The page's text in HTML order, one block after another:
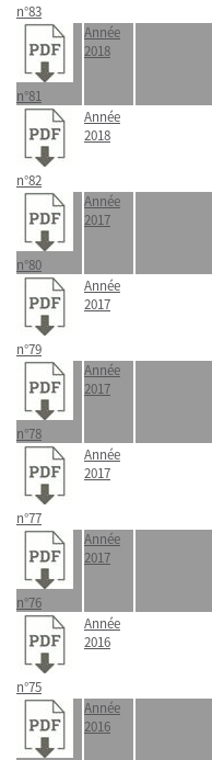
n°83
n°81
Année
2018
n°82
Année
2018
n°80
Année
2017
n°79
Année
2017
n°78
Année
2017
n°77
Année
2017
n°76
Année
2017
n°75
Année
2016
Année
2016